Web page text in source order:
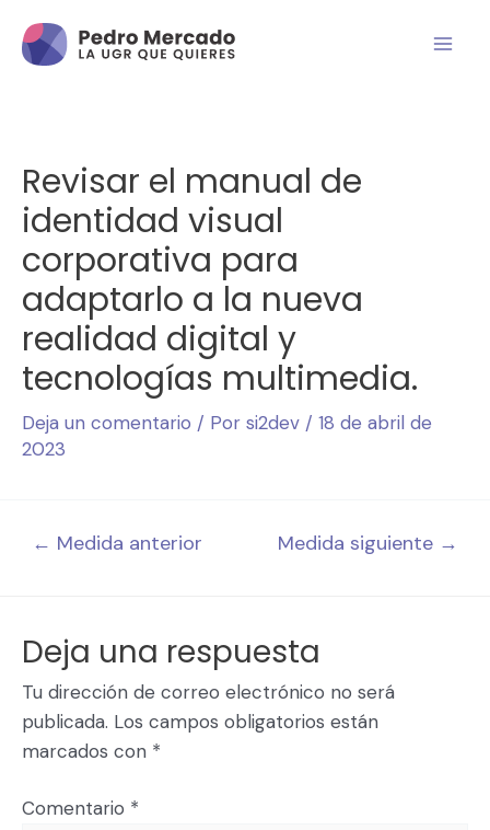
Revisar el manual de
identidad visual
corporativa para
adaptarlo a la nueva
realidad digital y
tecnologías multimedia.
Deja un comentario / Por si2dev / 18 de abril de
2023
← Medida anterior Medida siguiente →
Deja una respuesta
Tu dirección de correo electrónico no será
publicada. Los campos obligatorios están
marcados con *
Comentario *